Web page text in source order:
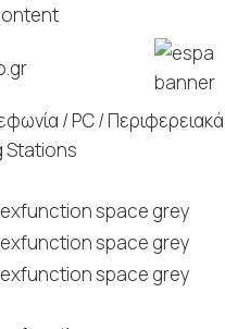
/ PC / Περιφερειακά
Stations